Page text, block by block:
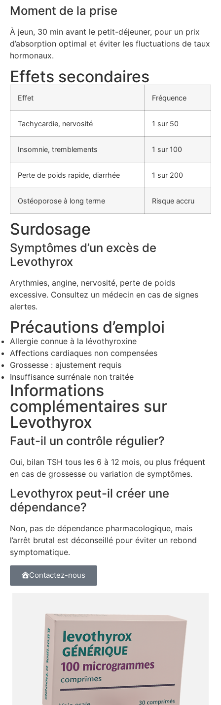
Moment de la prise
À jeun, 30 min avant le petit-déjeuner, pour un prix
d’absorption optimal et éviter les fluctuations de taux
hormonaux.
Effets secondaires
Effet Fréquence
Tachycardie, nervosité 1 sur 50
Insomnie, tremblements 1 sur 100
Perte de poids rapide, diarrhée 1 sur 200
Ostéoporose à long terme Risque accru
Surdosage
Symptômes d’un excès de
Levothyrox
Arythmies, angine, nervosité, perte de poids
excessive. Consultez un médecin en cas de signes
alertes.
Précautions d’emploi
Allergie connue à la lévothyroxine
Affections cardiaques non compensées
Grossesse : ajustement requis
Insuffisance surrénale non traitée
Informations
complémentaires sur
Levothyrox
Faut-il un contrôle régulier?
Oui, bilan TSH tous les 6 à 12 mois, ou plus fréquent
en cas de grossesse ou variation de symptômes.
Levothyrox peut-il créer une
dépendance?
Non, pas de dépendance pharmacologique, mais
l’arrêt brutal est déconseillé pour éviter un rebond
symptomatique.
Contactez-nous